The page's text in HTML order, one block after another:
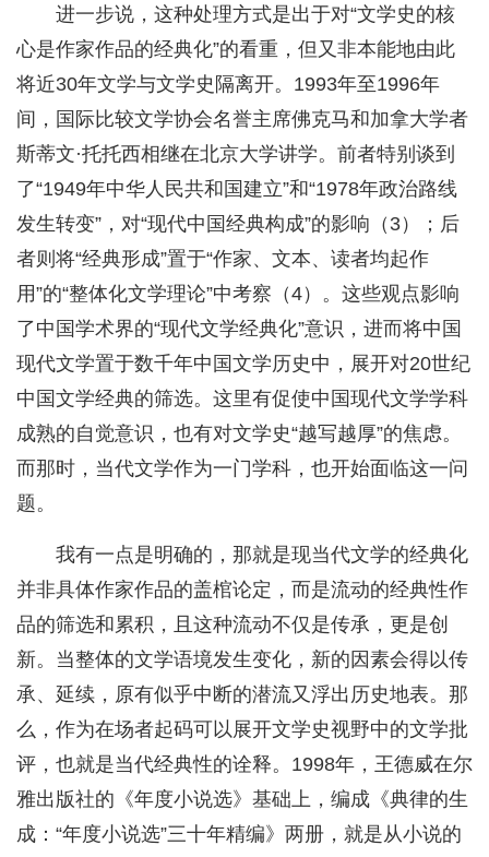
进一步说，这种处理方式是出于对“文学史的核
心是作家作品的经典化”的看重，但又非本能地由此
将近30年文学与文学史隔离开。1993年至1996年
间，国际比较文学协会名誉主席佛克马和加拿大学者
斯蒂文·托托西相继在北京大学讲学。前者特别谈到
了“1949年中华人民共和国建立”和“1978年政治路线
发生转变”，对“现代中国经典构成”的影响（3）；后
者则将“经典形成”置于“作家、文本、读者均起作
用”的“整体化文学理论”中考察（4）。这些观点影响
了中国学术界的“现代文学经典化”意识，进而将中国
现代文学置于数千年中国文学历史中，展开对20世纪
中国文学经典的筛选。这里有促使中国现代文学学科
成熟的自觉意识，也有对文学史“越写越厚”的焦虑。
而那时，当代文学作为一门学科，也开始面临这一问
题。
我有一点是明确的，那就是现当代文学的经典化
并非具体作家作品的盖棺论定，而是流动的经典性作
品的筛选和累积，且这种流动不仅是传承，更是创
新。当整体的文学语境发生变化，新的因素会得以传
承、延续，原有似乎中断的潜流又浮出历史地表。那
么，作为在场者起码可以展开文学史视野中的文学批
评，也就是当代经典性的诠释。1998年，王德威在尔
雅出版社的《年度小说选》基础上，编成《典律的生
成：“年度小说选”三十年精编》两册，就是从小说的